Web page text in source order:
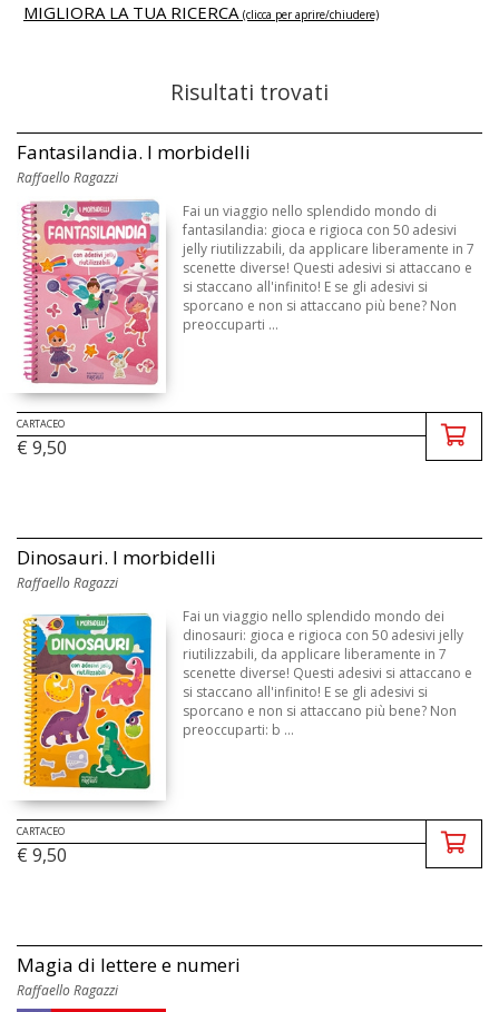
MIGLIORA LA TUA RICERCA (clicca per aprire/chiudere)
Risultati trovati
Fantasilandia. I morbidelli
Raffaello Ragazzi
Fai un viaggio nello splendido mondo di
fantasilandia: gioca e rigioca con 50 adesivi
jelly riutilizzabili, da applicare liberamente in 7
scenette diverse! Questi adesivi si attaccano e
si staccano all'infinito! E se gli adesivi si
sporcano e non si attaccano più bene? Non
preoccuparti ...
CARTACEO
€ 9,50
Dinosauri. I morbidelli
Raffaello Ragazzi
Fai un viaggio nello splendido mondo dei
dinosauri: gioca e rigioca con 50 adesivi jelly
riutilizzabili, da applicare liberamente in 7
scenette diverse! Questi adesivi si attaccano e
si staccano all'infinito! E se gli adesivi si
sporcano e non si attaccano più bene? Non
preoccuparti: b ...
CARTACEO
€ 9,50
Magia di lettere e numeri
Raffaello Ragazzi